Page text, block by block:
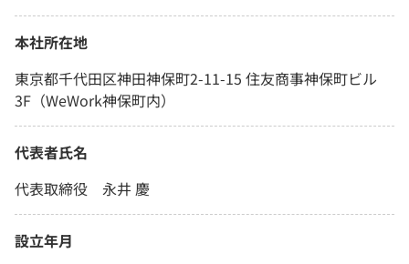
本社所在地
東京都千代田区神田神保町2-11-15 住友商事神保町ビル
3F（WeWork神保町内）
代表者氏名
代表取締役 永井 慶
設立年月